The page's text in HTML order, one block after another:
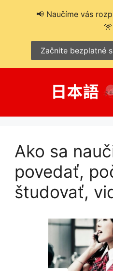
Ako sa
povedať,
študovať,
📢 Naučíme vás
🎌
Začnite bezplatné